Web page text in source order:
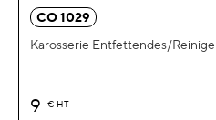
CO 1029
Karosserie Entfettendes/
9 € HT